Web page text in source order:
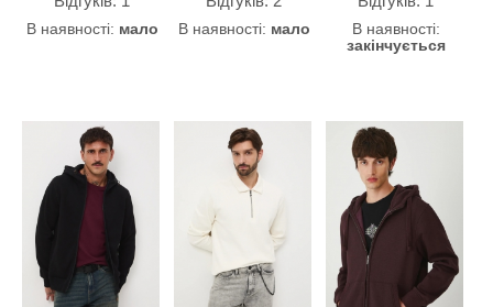
В наявності: мало
В наявності: мало
В наявності:
закінчується